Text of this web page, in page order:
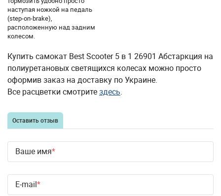
наступая ножкой на педаль
(step-on-brake),
расположенную над задним
колесом.
Купить самокат Best Scooter 5 в 1 26901 Абстаркция на
полиуретановых светящихся колесах можно просто
оформив заказ на доставку по Украине.
Все расцветки смотритездесь.
Оставить отзыв
Ваше имя
E-mail